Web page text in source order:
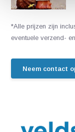
*Alle prijzen zijn
eventuele verzend-
Neem contact